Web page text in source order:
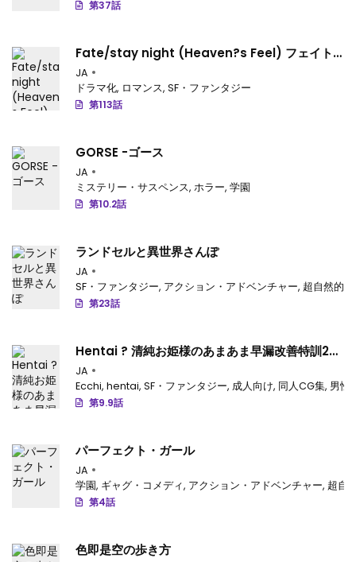
第37話
Fate/stay night (Heaven?s Feel) フェイト/
ゼロ
JA
ドラマ化, ロマンス, SF・ファンタジー
第113話
GORSE -ゴース
JA
ミステリー・サスペンス, ホラー, 学園
第10.2話
ランドセルと異世界さんぽ
JA
SF・ファンタジー, アクション・アドベンチャー, 超自然的
第23話
Hentai ? 清純お姫様のあまあま早漏改善特訓2
(甘城ブリリアントパーク)
JA
Ecchi, hentai, SF・ファンタジー, 成人向け, 同人CG集, 男性
第9.9話
パーフェクト・ガール
JA
学園, ギャグ・コメディ, アクション・アドベンチャー, 超自
第4話
色即是空の歩き方